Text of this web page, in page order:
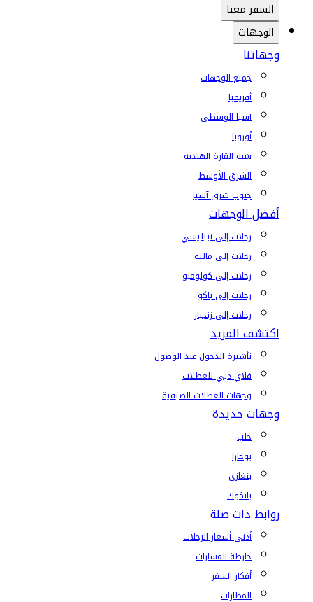
السفر معنا
الوجهات
وجهاتنا
جميع الوجهات
أفريقيا
آسيا الوسطى
أوروبا
شبه القارة الهندية
الشرق الأوسط
جنوب شرق آسيا
أفضل الوجهات
رحلات إلى تبيليسي
رحلات إلى ماليه
رحلات إلى كولومبو
رحلات إلى باكو
رحلات إلى زنجبار
اكتشف المزيد
تأشيرة الدخول عند الوصول
فلاي دبي للعطلات
وجهات العطلات الصيفية
وجهات جديدة
حلب
بوخارا
بنغازي
بانكوك
روابط ذات صلة
أدنى أسعار الرحلات
خارطة المسارات
أفكار السفر
المطارات